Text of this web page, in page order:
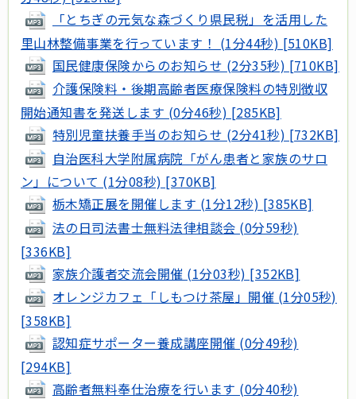
「とちぎの元気な森づくり県民税」を活用した
里山林整備事業を行っています！ (1分44秒) [510KB]
国民健康保険からのお知らせ (2分35秒) [710KB]
介護保険料・後期高齢者医療保険料の特別徴収
開始通知書を発送します (0分46秒) [285KB]
特別児童扶養手当のお知らせ (2分41秒) [732KB]
自治医科大学附属病院「がん患者と家族のサロ
ン」について (1分08秒) [370KB]
栃木矯正展を開催します (1分12秒) [385KB]
法の日司法書士無料法律相談会 (0分59秒)
[336KB]
家族介護者交流会開催 (1分03秒) [352KB]
オレンジカフェ「しもつけ茶屋」開催 (1分05秒)
[358KB]
認知症サポーター養成講座開催 (0分49秒)
[294KB]
高齢者無料奉仕治療を行います (0分40秒)